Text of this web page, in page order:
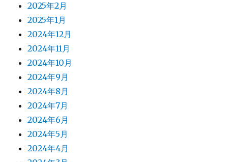
2025年2月
2025年1月
2024年12月
2024年11月
2024年10月
2024年9月
2024年8月
2024年7月
2024年6月
2024年5月
2024年4月